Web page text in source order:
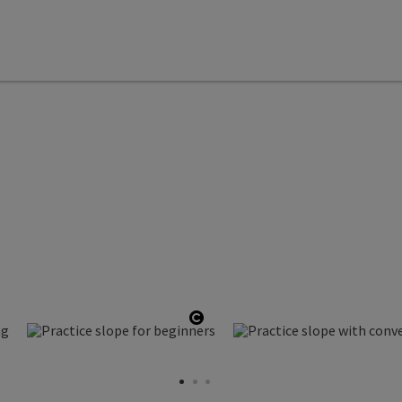
copyright Open copyright